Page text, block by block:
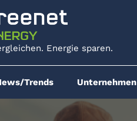
Energie sparen.
Trends Unternehmen